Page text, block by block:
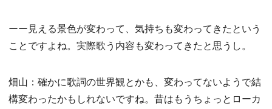
ーー見える景色が変わって、気持ちも変わってきたという
ことですよね。実際歌う内容も変わってきたと思うし。
畑山：確かに歌詞の世界観とかも、変わってないようで結
構変わったかもしれないですね。昔はもうちょっとローカ